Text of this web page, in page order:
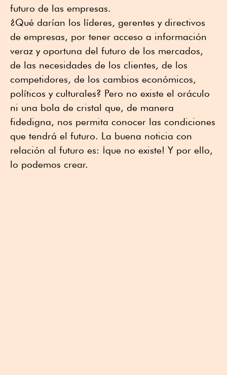
futuro de las empresas.
¿Qué darían los líderes, gerentes y directivos
de empresas, por tener acceso a información
veraz y oportuna del futuro de los mercados,
de las necesidades de los clientes, de los
competidores, de los cambios económicos,
políticos y culturales? Pero no existe el oráculo
ni una bola de cristal que, de manera
fidedigna, nos permita conocer las condiciones
que tendrá el futuro. La buena noticia con
relación al futuro es: ¡que no existe! Y por ello,
lo podemos crear.